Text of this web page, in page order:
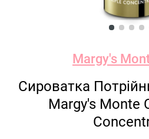
Margy's
Сироватка
Margy's Monte